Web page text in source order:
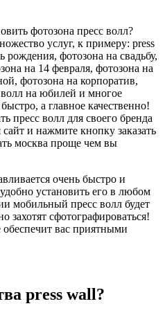
фотозона пресс волл?
услуг, к примеру: press
рождения, фотозона на свадьбу,
на 14 февраля, фотозона на
фотозона на корпоратив,
на юбилей и многое
а главное качественно!
пресс волл для своего бренда
и нажмите кнопку заказать
москва проще чем вы
очень быстро и
установить его в любом
мобильный пресс волл будет
захотят сфотографироваться!
вас приятными
press wall?